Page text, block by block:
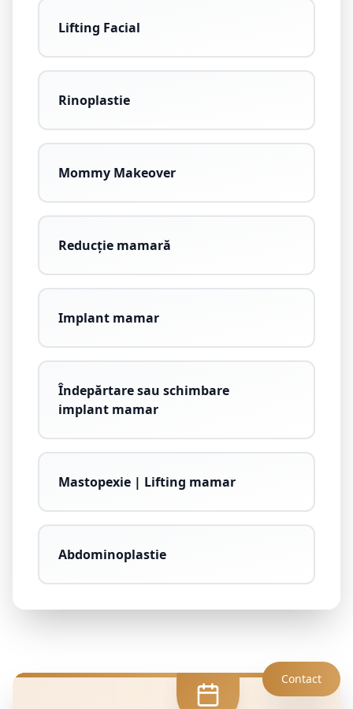
Lifting Facial
Rinoplastie
Mommy Makeover
Reducție mamară
Implant mamar
Îndepărtare sau schimbare
implant mamar
Mastopexie | Lifting mamar
Abdominoplastie
Contact